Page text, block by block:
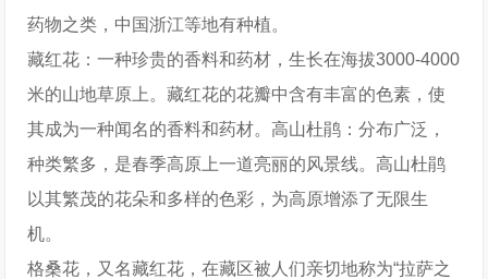
药物之类，中国浙江等地有种植。
藏红花：一种珍贵的香料和药材，生长在海拔3000-4000
米的山地草原上。藏红花的花瓣中含有丰富的色素，使
其成为一种闻名的香料和药材。高山杜鹃：分布广泛，
种类繁多，是春季高原上一道亮丽的风景线。高山杜鹃
以其繁茂的花朵和多样的色彩，为高原增添了无限生
机。
格桑花，又名藏红花，在藏区被人们亲切地称为“拉萨之